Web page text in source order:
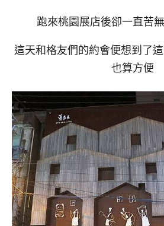
跑來桃園展店後卻一直苦
這天和格友們的約會便想到了
也算方便